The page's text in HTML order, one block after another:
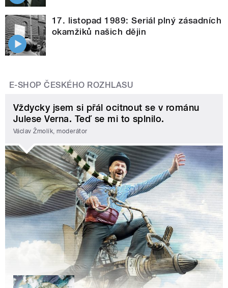
17. listopad 1989: Seriál plný zásadních
okamžiků našich dějin
E-SHOP ČESKÉHO ROZHLASU
Vždycky jsem si přál ocitnout se v románu
Julese Verna. Teď se mi to splnilo.
Václav Žmolík, moderátor